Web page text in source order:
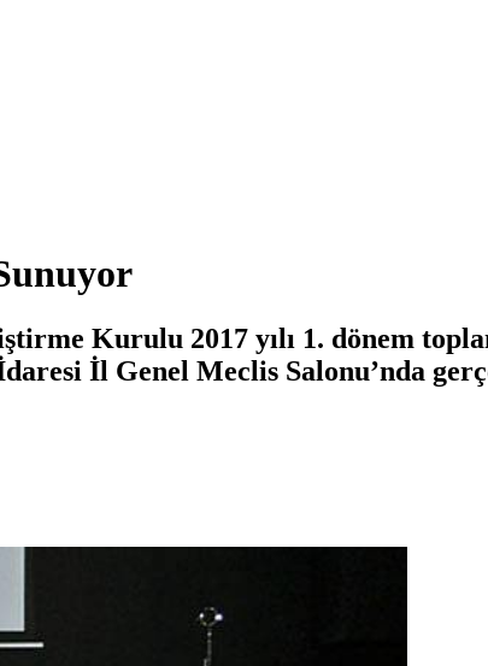
Kurulu 2017 yılı 1. dönem
İl Genel Meclis Salonu’nda